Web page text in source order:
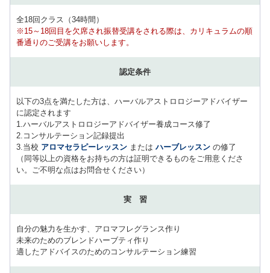
全18回クラス（34時間）
※15～18回目を欠席され振替受講をされる際は、カリキュラムの順
番通りのご受講をお願いします。
認定条件
以下の3点を満たした方は、ハーバルアストロロジーアドバイザー
に認定されます
1.ハーバルアストロロジーアドバイザー養成コース修了
2.コンサルテーション記録提出
3.当校 アロマセラピーレッスン または ハーブレッスン の修了
（同等以上の資格をお持ちの方は証明できるものをご用意くださ
い。ご不明な点はお問合せください）
実 習
自分の魅力を生かす、アロマフレグランス作り
未来のためのブレンドハーブティ作り
適したアドバイスのためのコンサルテーション練習